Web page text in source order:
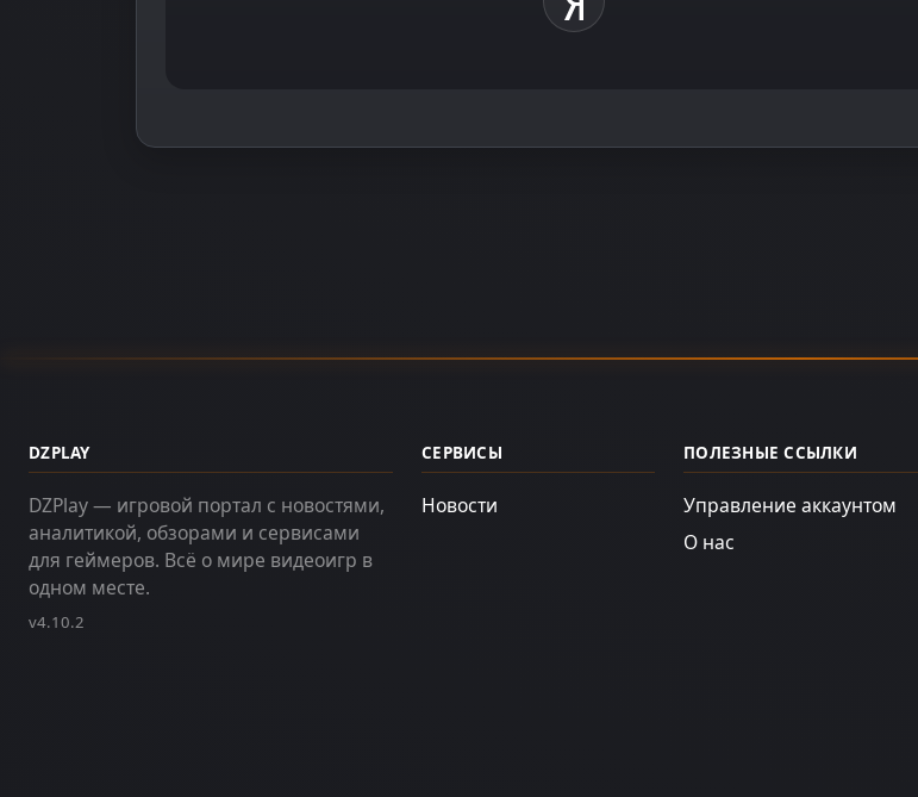
DZPLAY
DZPlay — игровой портал с новостями,
аналитикой, обзорами и сервисами
для геймеров. Всё о мире видеоигр в
одном месте.
v4.10.2
СЕРВИСЫ
Новости
ПОЛЕЗНЫЕ ССЫЛКИ
Управление аккаунтом
О нас